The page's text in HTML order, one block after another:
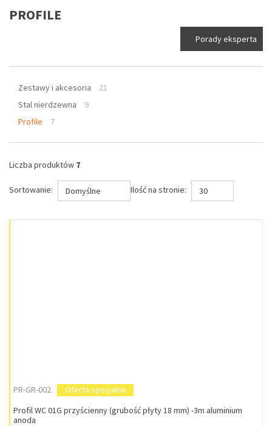
PROFILE
Porady eksperta
Zestawy i akcesoria
21
Stal nierdzewna
9
Profile
7
Liczba produktów 7
Sortowanie: Domyślne Ilość na stronie: 30
PR-GR-002
Oferta specjalna
Profil WC 01G przyścienny (grubość płyty 18 mm) -3m aluminium
anoda